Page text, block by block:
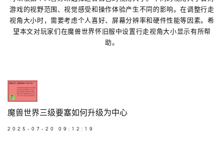
游戏的视野范围、视觉感受和操作体验产生不同的影响。在调整行走
视角大小时，需要考虑个人喜好、屏幕分辨率和硬件性能等因素。希
望本文对玩家们在魔兽世界怀旧服中设置行走视角大小显示有所帮
助。
魔兽世界三级要塞如何升级为中心
2025-07-20 09:12:19